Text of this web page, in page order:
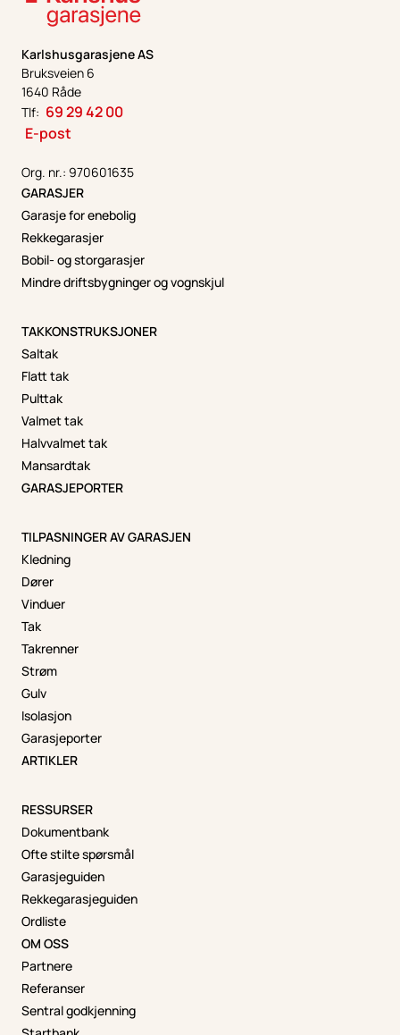
Karlshusgarasjene AS
Bruksveien 6
1640 Råde
Tlf: 69 29 42 00
E-post
Org. nr.: 970601635
GARASJER
Garasje for enebolig
Rekkegarasjer
Bobil- og storgarasjer
Mindre driftsbygninger og vognskjul
TAKKONSTRUKSJONER
Saltak
Flatt tak
Pulttak
Valmet tak
Halvvalmet tak
Mansardtak
GARASJEPORTER
TILPASNINGER AV GARASJEN
Kledning
Dører
Vinduer
Tak
Takrenner
Strøm
Gulv
Isolasjon
Garasjeporter
ARTIKLER
RESSURSER
Dokumentbank
Ofte stilte spørsmål
Garasjeguiden
Rekkegarasjeguiden
Ordliste
OM OSS
Partnere
Referanser
Sentral godkjenning